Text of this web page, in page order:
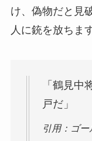
け、偽物だと見
人に銃を放ちます
「鶴見中
戸だ」
引用：ゴ